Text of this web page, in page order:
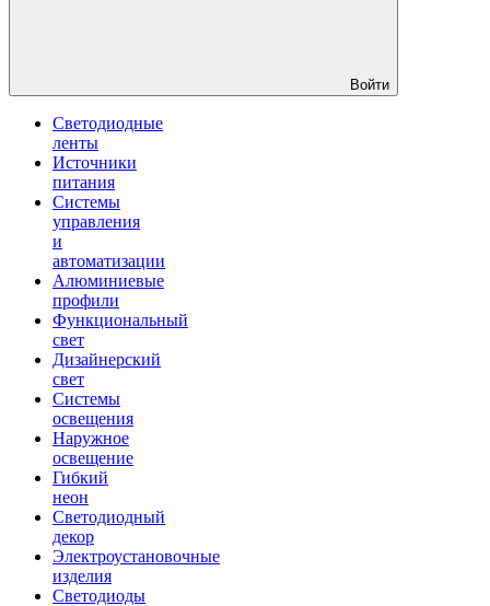
Войти
Светодиодные
ленты
Источники
питания
Системы
управления
и
автоматизации
Алюминиевые
профили
Функциональный
свет
Дизайнерский
свет
Системы
освещения
Наружное
освещение
Гибкий
неон
Светодиодный
декор
Электроустановочные
изделия
Светодиоды